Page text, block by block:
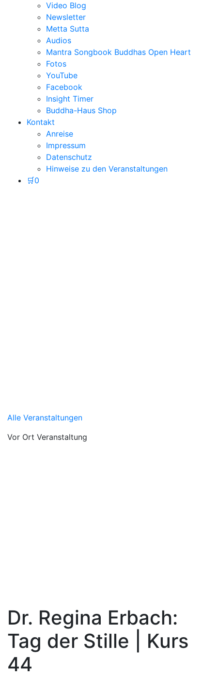
Video Blog
Newsletter
Metta Sutta
Audios
Mantra Songbook Buddhas Open Heart
Fotos
YouTube
Facebook
Insight Timer
Buddha-Haus Shop
Kontakt
Anreise
Impressum
Datenschutz
Hinweise zu den Veranstaltungen
🛒0
Alle Veranstaltungen
Vor Ort Veranstaltung
Dr. Regina Erbach:
Tag der Stille | Kurs
44